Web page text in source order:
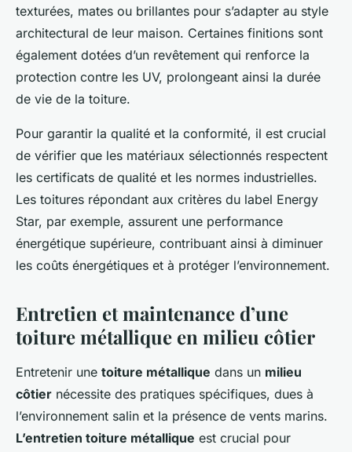
texturées, mates ou brillantes pour s’adapter au style
architectural de leur maison. Certaines finitions sont
également dotées d’un revêtement qui renforce la
protection contre les UV, prolongeant ainsi la durée
de vie de la toiture.
Pour garantir la qualité et la conformité, il est crucial
de vérifier que les matériaux sélectionnés respectent
les certificats de qualité et les normes industrielles.
Les toitures répondant aux critères du label Energy
Star, par exemple, assurent une performance
énergétique supérieure, contribuant ainsi à diminuer
les coûts énergétiques et à protéger l’environnement.
Entretien et maintenance d’une
toiture métallique en milieu côtier
Entretenir une toiture métallique dans un milieu
côtier nécessite des pratiques spécifiques, dues à
l’environnement salin et la présence de vents marins.
L’entretien toiture métallique est crucial pour